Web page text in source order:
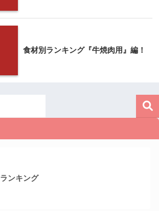
食材別ランキング『牛焼肉用』編！
ランキング